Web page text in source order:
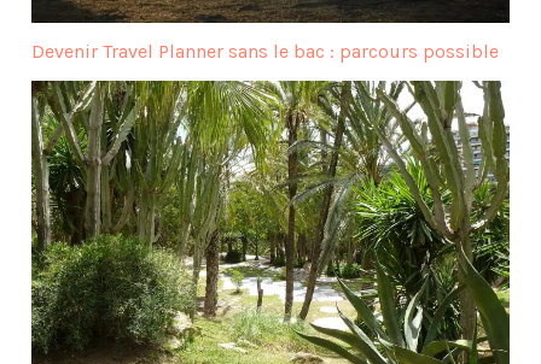
Devenir Travel Planner sans le bac : parcours possible